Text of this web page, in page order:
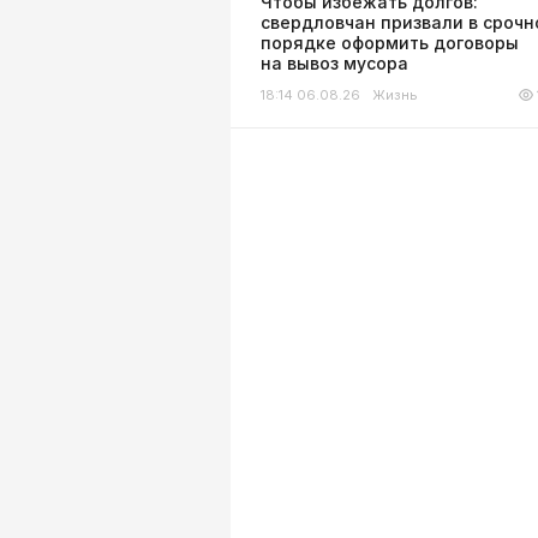
свердловчан призвали в
порядке оформить договоры
на вывоз мусора
18:14 06.08.26 Жизнь